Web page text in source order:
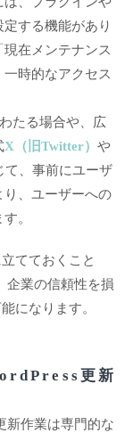
する機能があり
在メンテナンス
時的なアクセス
たる場合や、広
X（旧Twitter） や
て、事前にユーザ
り、ユーザーへの
。
てておくこと
企業の信頼性を損
になります。
更新
新作業は専門的な